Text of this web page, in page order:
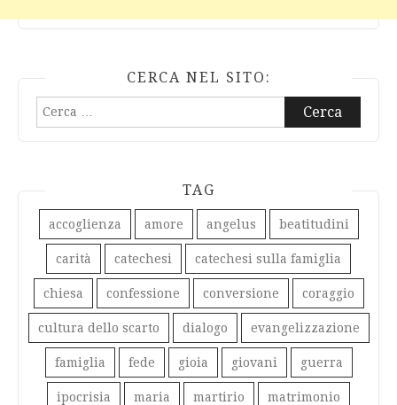
CERCA NEL SITO:
Ricerca
per:
TAG
accoglienza amore angelus beatitudini
carità catechesi catechesi sulla famiglia
chiesa confessione conversione coraggio
cultura dello scarto dialogo evangelizzazione
famiglia fede gioia giovani guerra
ipocrisia maria martirio matrimonio